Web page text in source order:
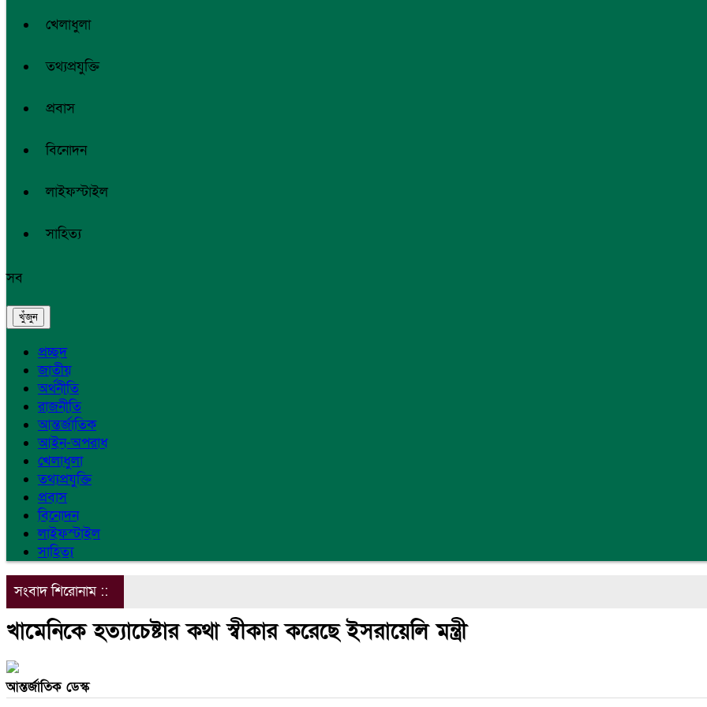
খেলাধুলা
তথ্যপ্রযুক্তি
প্রবাস
বিনোদন
লাইফস্টাইল
সাহিত্য
সব
প্রচ্ছদ
জাতীয়
অর্থনীতি
রাজনীতি
আন্তর্জাতিক
আইন-অপরাধ
খেলাধুলা
তথ্যপ্রযুক্তি
প্রবাস
বিনোদন
লাইফস্টাইল
সাহিত্য
সংবাদ শিরোনাম ::
খামেনিকে হত্যাচেষ্টার কথা স্বীকার করেছে ইসরায়েলি মন্ত্রী
আন্তর্জাতিক ডেস্ক